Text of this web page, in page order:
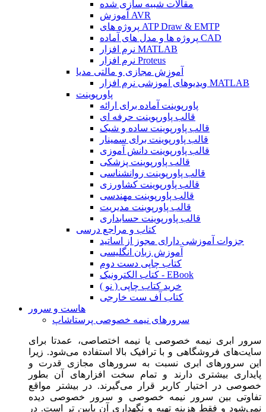
مقالات شبیه سازی شده
آموزش AVR
پروژه های ATP Draw & EMTP
پروژه ها و مدل های آماده CAD
نرم افزار MATLAB
نرم افزار Proteus
آموزش مجازی و مالتی مدیا
ویدیوهای آموزشی نرم افزار MATLAB
پاورپوینت
پاورپوینت آماده برای ارائه
قالب پاورپوینت حرفه ای
قالب پاورپوینت ساده و شیک
قالب پاورپوینت برای سمینار
قالب پاورپوینت دانش آموزی
قالب پاورپوینت پزشکی
قالب پاورپوینت روانشناسی
قالب پاورپوینت کشاورزی
قالب پاورپوینت مهندسی
قالب پاورپوینت مدیریت
قالب پاورپوینت حسابداری
کتاب و مراجع درسی
جزوات آموزشی دارای مجوز از اساتید
آموزش زبان انگلیسی
کتاب چاپی دست دوم
کتاب الکترونیک - EBook
خرید کتاب چاپی ( نو )
کتاب آف ست خارجی
هاست و سرور
سرورهای نیمه خصوصی پرستاشاپ
سرور ابری نیمه خصوصی یا نیمه اختصاصی، عمدتا برای
سایت‌های فروشگاهی و با ترافیک بالا استفاده می‌شود. زیرا
این سرورهای ابری نسبت به سرورهای مجازی قدرت و
پایداری بیشتری دارند و تمام سخت افزارهای آن بطور
خصوصی در اختیار کاربر قرار می‌گیرند. در بیشتر مواقع
تفاوتی بین سرور نیمه خصوصی و سرور خصوصی دیده
نمی‌شود و فقط هزینه تهیه و نگهداری آن پایین تر است. در